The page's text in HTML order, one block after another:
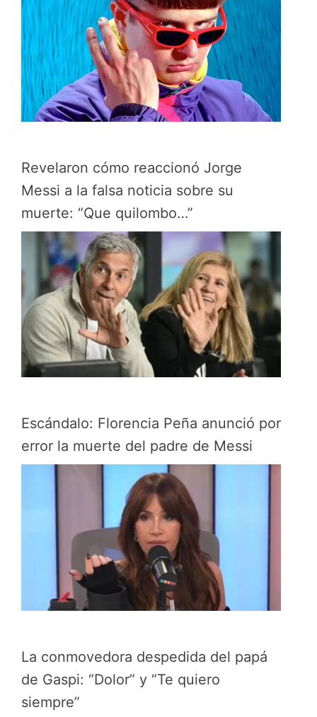
Revelaron cómo reaccionó Jorge
Messi a la falsa noticia sobre su
muerte: “Que quilombo…”
Escándalo: Florencia Peña anunció por
error la muerte del padre de Messi
La conmovedora despedida del papá
de Gaspi: “Dolor” y “Te quiero
siempre”